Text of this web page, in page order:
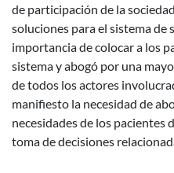
de participación de la
soluciones para el sistema
importancia de colocar a los
sistema y abogó por una
de todos los actores
manifiesto la necesidad de
necesidades de los pacientes
toma de decisiones